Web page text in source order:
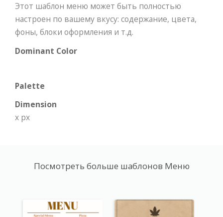
Этот шаблон меню может быть полностью
настроен по вашему вкусу: содержание, цвета,
фоны, блоки оформления и т.д.
Dominant Color
Palette
Dimension
x px
Посмотреть больше шаблонов Меню